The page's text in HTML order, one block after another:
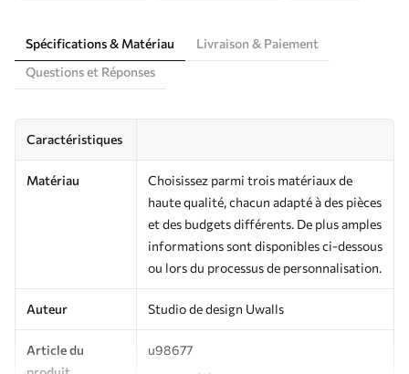
Spécifications & Matériau
Livraison & Paiement
Questions et Réponses
Caractéristiques
Matériau
Choisissez parmi trois matériaux de
haute qualité, chacun adapté à des pièces
et des budgets différents. De plus amples
informations sont disponibles ci-dessous
ou lors du processus de personnalisation.
Auteur Studio de design Uwalls
Article du
u98677